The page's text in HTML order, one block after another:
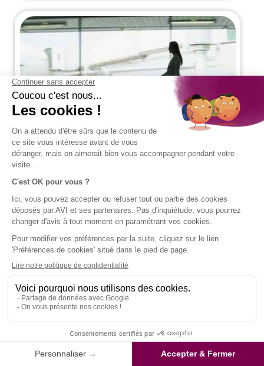
Assurance voyage
Que couvre une assurance
responsabilité civile à l'étranger
rapatriement et notamment dans toutes les garanties
voyage d'AVI International. Mais à quoi sert cette
LIRE L'ARTICLE